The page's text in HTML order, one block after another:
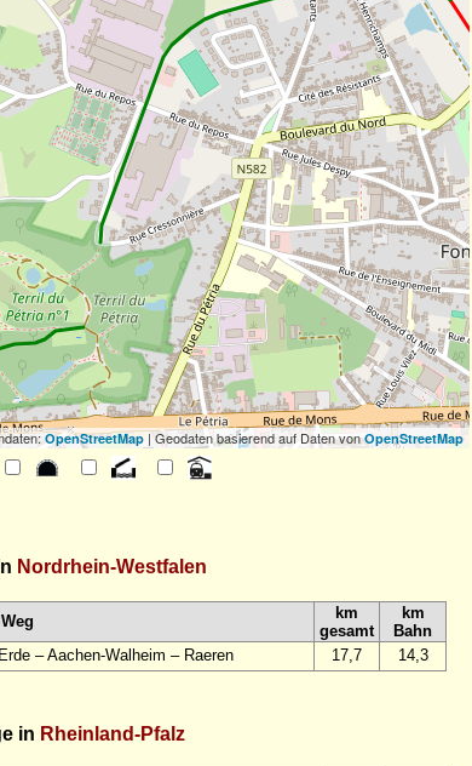
OpenStreetMap| Geodaten basierend auf Daten vonOpenStreetMap
Nordrhein-Westfalen
Weg
km
gesamt
km
Bahn
– Aachen-Walheim – Raeren 17,7 14,3
in Rheinland-Pfalz